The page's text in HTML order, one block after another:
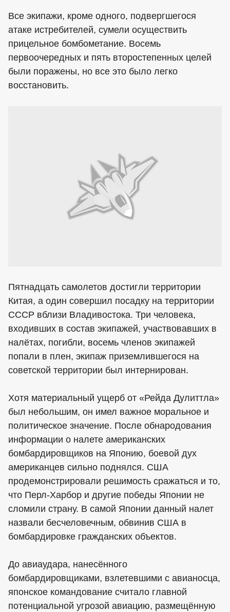
Все экипажи, кроме одного, подвергшегося
атаке истребителей, сумели осуществить
прицельное бомбометание. Восемь
первоочередных и пять второстепенных целей
были поражены, но все это было легко
восстановить.
Пятнадцать самолетов достигли территории
Китая, а один совершил посадку на территории
СССР вблизи Владивостока. Три человека,
входивших в состав экипажей, участвовавших в
налётах, погибли, восемь членов экипажей
попали в плен, экипаж приземлившегося на
советской территории был интернирован.
Хотя материальный ущерб от «Рейда Дулиттла»
был небольшим, он имел важное моральное и
политическое значение. После обнародования
информации о налете американских
бомбардировщиков на Японию, боевой дух
американцев сильно поднялся. США
продемонстрировали решимость сражаться и то,
что Перл-Харбор и другие победы Японии не
сломили страну. В самой Японии данный налет
назвали бесчеловечным, обвинив США в
бомбардировке гражданских объектов.
До авиаудара, нанесённого
бомбардировщиками, взлетевшими с авианосца,
японское командование считало главной
потенциальной угрозой авиацию, размещённую